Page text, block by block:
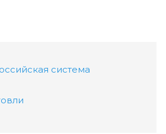
система